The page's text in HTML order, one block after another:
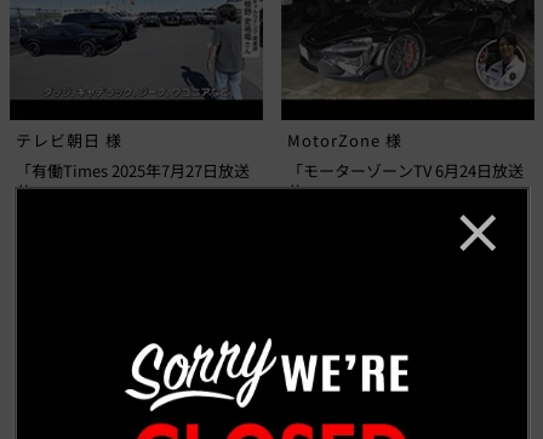
テレビ朝日 様
「有働Times 2025年7月27日放送
分」
MotorZone 様
「モーターゾーンTV 6月24日放送
分」